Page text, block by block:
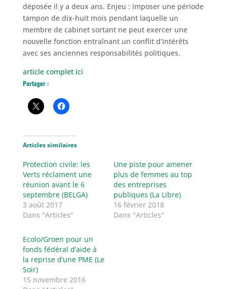
déposée il y a deux ans. Enjeu : imposer une période
tampon de dix-huit mois pendant laquelle un
membre de cabinet sortant ne peut exercer une
nouvelle fonction entraînant un conflit d’intérêts
avec ses anciennes responsabilités politiques.
article complet ici
Partager :
Articles similaires
Protection civile: les
Verts réclament une
réunion avant le 6
septembre (BELGA)
3 août 2017
Dans "Articles"
Une piste pour amener
plus de femmes au top
des entreprises
publiques (La Libre)
16 février 2018
Dans "Articles"
Ecolo/Groen pour un
fonds fédéral d’aide à
la reprise d’une PME (Le
Soir)
15 novembre 2016